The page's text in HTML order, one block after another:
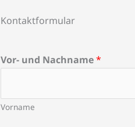
Kontaktformular
Vor- und Nachname*
Vorname